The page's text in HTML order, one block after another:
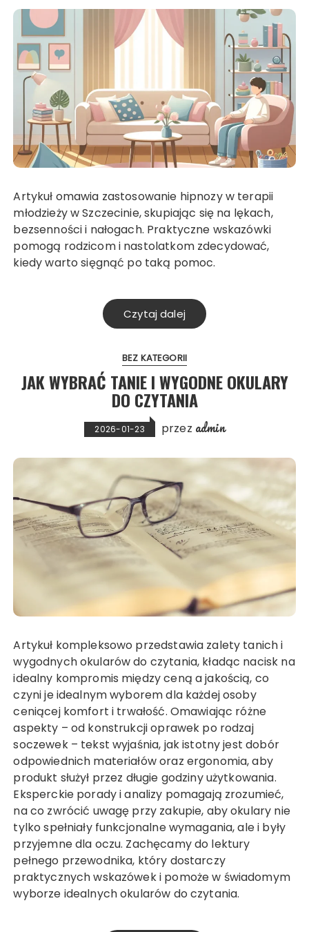
Artykuł omawia zastosowanie hipnozy w terapii
młodzieży w Szczecinie, skupiając się na lękach,
bezsenności i nałogach. Praktyczne wskazówki
pomogą rodzicom i nastolatkom zdecydować,
kiedy warto sięgnąć po taką pomoc.
Czytaj dalej
BEZ KATEGORII
JAK WYBRAĆ TANIE I WYGODNE OKULARY
DO CZYTANIA
2026-01-23 przez admin
Artykuł kompleksowo przedstawia zalety tanich i
wygodnych okularów do czytania, kładąc nacisk na
idealny kompromis między ceną a jakością, co
czyni je idealnym wyborem dla każdej osoby
ceniącej komfort i trwałość. Omawiając różne
aspekty – od konstrukcji oprawek po rodzaj
soczewek – tekst wyjaśnia, jak istotny jest dobór
odpowiednich materiałów oraz ergonomia, aby
produkt służył przez długie godziny użytkowania.
Eksperckie porady i analizy pomagają zrozumieć,
na co zwrócić uwagę przy zakupie, aby okulary nie
tylko spełniały funkcjonalne wymagania, ale i były
przyjemne dla oczu. Zachęcamy do lektury
pełnego przewodnika, który dostarczy
praktycznych wskazówek i pomoże w świadomym
wyborze idealnych okularów do czytania.